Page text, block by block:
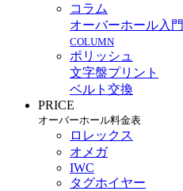
コラム
オーバーホール入門
COLUMN
ポリッシュ
文字盤プリント
ベルト交換
PRICE
オーバーホール料金表
ロレックス
オメガ
IWC
タグホイヤー